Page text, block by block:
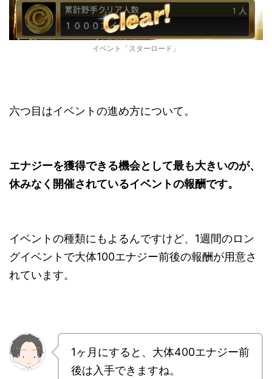
イベント「スターロード」
六つ目はイベントの進め方について。
エナジーを獲得できる機会として最も大きいのが、
休みなく開催されているイベントの報酬です。
イベントの種類にもよるんですけど、1週間のロン
グイベントで大体100エナジー前後の報酬が用意さ
れています。
1ヶ月にすると、大体400エナジー前
後は入手できますね。